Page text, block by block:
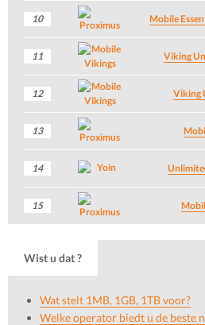
10 Mobile
11 Viking
12 Viking
13
14
15
Wist u dat ?
Wat stelt 1MB, 1GB, 1TB voor?
Welke operator biedt u de beste